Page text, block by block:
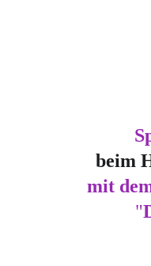
beim
mit
"